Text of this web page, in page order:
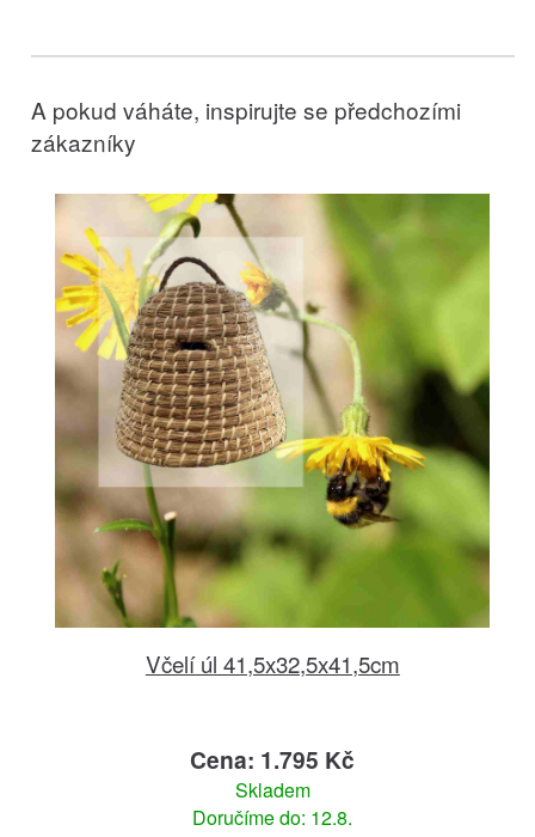
A pokud váháte, inspirujte se předchozími
zákazníky
Včelí úl 41,5x32,5x41,5cm
Cena: 1.795 Kč
Skladem
Doručíme do: 12.8.